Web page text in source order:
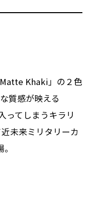
Khaki」の２色
質感が映える
ってしまうキラリ
未来ミリタリーカ